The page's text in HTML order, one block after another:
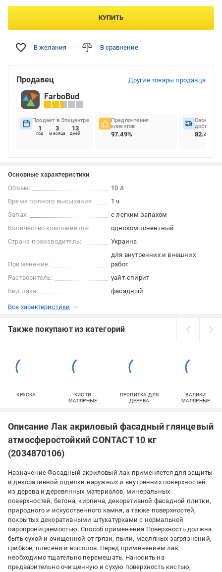
КУПИТЬ
В желания В сравнение
Продавец Другие товары продавца
FarboBud
Продает в Эпицентре
1
год
3
месяца
13
дней
Предпочтения
клиентов
97.49%
доставок
82.47%
Основные характеристики
Объем:
10 л
Время полного высыхания:
1 ч
Запах:
с легким запахом
Количество компонентов:
однокомпонентный
Страна-производитель:
Украина
Применение:
для внутренних и внешних
работ
Растворитель:
уайт-спирит
Вид лака:
фасадный
Все характеристики
Также покупают из категорий
КРАСКА
КИСТИ
МАЛЯРНЫЕ
ПРОПИТКА ДЛЯ
ДЕРЕВА
ВАЛИКИ
МАЛЯРНЫЕ
Описание Лак акриловый фасадный глянцевый
атмосферостойкий CONTACT 10 кг
(2034870106)
Назначение Фасадный акриловый лак применяется для защиты
и декоративной отделки наружных и внутренних поверхностей
из дерева и деревянных материалов, минеральных
поверхностей, бетона, кирпича, декоративной фасадной плитки,
природного и искусственного камня, а также поверхностей,
покрытых декоративными штукатурками с нормальной
паропроницаемостью. Способ применения Поверхность должна
быть сухой и очищенной от грязи, пыли, масляных загрязнений,
грибков, плесени и высолов. Перед применением лак
необходимо тщательно перемешать. Наносить на
предварительно очищенную и сухую поверхность кистью,